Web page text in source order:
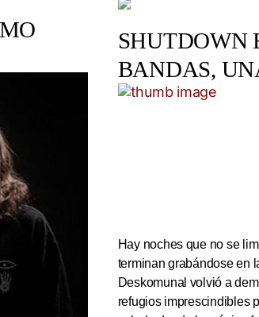
SHUTDOWN
BANDAS,
Hay noches que no se
terminan grabándose en
Deskomunal volvió a
refugios imprescindibles